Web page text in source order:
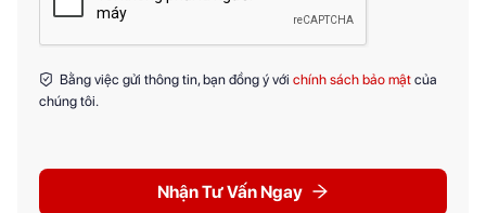
Bằng việc gửi thông tin, bạn đồng ý với chính sách bảo mật của
chúng tôi.
Nhận Tư Vấn Ngay